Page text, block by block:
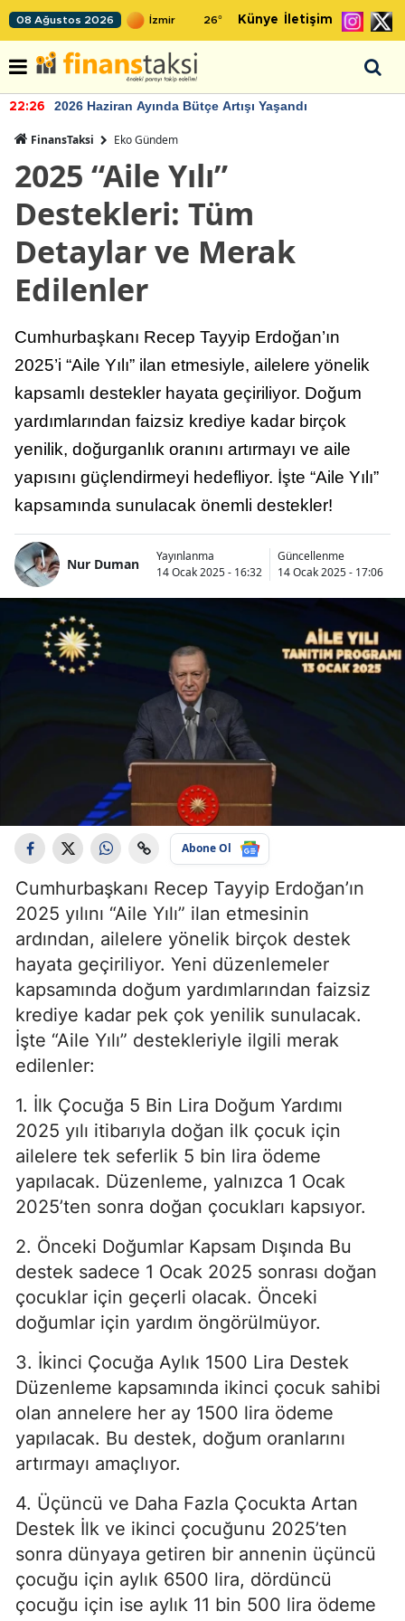
08 Ağustos 2026 26° Künye İletişim
22:26 2026 Haziran Ayında Bütçe Artışı Yaşandı
FinansTaksi Eko Gündem
2025 “Aile Yılı”
Destekleri: Tüm
Detaylar ve Merak
Edilenler
Cumhurbaşkanı Recep Tayyip Erdoğan’ın
2025’i “Aile Yılı” ilan etmesiyle, ailelere yönelik
kapsamlı destekler hayata geçiriliyor. Doğum
yardımlarından faizsiz krediye kadar birçok
yenilik, doğurganlık oranını artırmayı ve aile
yapısını güçlendirmeyi hedefliyor. İşte “Aile Yılı”
kapsamında sunulacak önemli destekler!
Nur Duman
Yayınlanma
14 Ocak 2025 - 16:32
Güncellenme
14 Ocak 2025 - 17:06
Abone Ol
Cumhurbaşkanı Recep Tayyip Erdoğan’ın
2025 yılını “Aile Yılı” ilan etmesinin
ardından, ailelere yönelik birçok destek
hayata geçiriliyor. Yeni düzenlemeler
kapsamında doğum yardımlarından faizsiz
krediye kadar pek çok yenilik sunulacak.
İşte “Aile Yılı” destekleriyle ilgili merak
edilenler:
1. İlk Çocuğa 5 Bin Lira Doğum Yardımı
2025 yılı itibarıyla doğan ilk çocuk için
ailelere tek seferlik 5 bin lira ödeme
yapılacak. Düzenleme, yalnızca 1 Ocak
2025’ten sonra doğan çocukları kapsıyor.
2. Önceki Doğumlar Kapsam Dışında Bu
destek sadece 1 Ocak 2025 sonrası doğan
çocuklar için geçerli olacak. Önceki
doğumlar için yardım öngörülmüyor.
3. İkinci Çocuğa Aylık 1500 Lira Destek
Düzenleme kapsamında ikinci çocuk sahibi
olan annelere her ay 1500 lira ödeme
yapılacak. Bu destek, doğum oranlarını
artırmayı amaçlıyor.
4. Üçüncü ve Daha Fazla Çocukta Artan
Destek İlk ve ikinci çocuğunu 2025’ten
sonra dünyaya getiren bir annenin üçüncü
çocuğu için aylık 6500 lira, dördüncü
çocuğu için ise aylık 11 bin 500 lira ödeme